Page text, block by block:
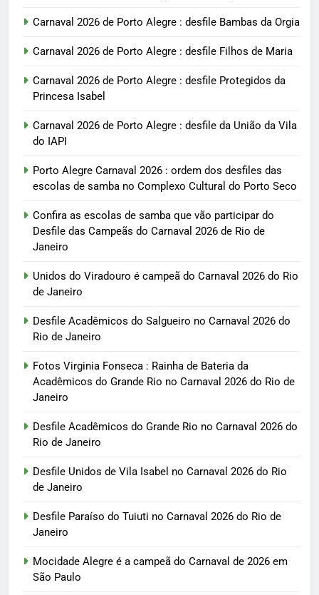
Carnaval 2026 de Porto Alegre : desfile Bambas da Orgia
Carnaval 2026 de Porto Alegre : desfile Filhos de Maria
Carnaval 2026 de Porto Alegre : desfile Protegidos da
Princesa Isabel
Carnaval 2026 de Porto Alegre : desfile da União da Vila
do IAPI
Porto Alegre Carnaval 2026 : ordem dos desfiles das
escolas de samba no Complexo Cultural do Porto Seco
Confira as escolas de samba que vão participar do
Desfile das Campeãs do Carnaval 2026 de Rio de
Janeiro
Unidos do Viradouro é campeã do Carnaval 2026 do Rio
de Janeiro
Desfile Acadêmicos do Salgueiro no Carnaval 2026 do
Rio de Janeiro
Fotos Virginia Fonseca : Rainha de Bateria da
Acadêmicos do Grande Rio no Carnaval 2026 do Rio de
Janeiro
Desfile Acadêmicos do Grande Rio no Carnaval 2026 do
Rio de Janeiro
Desfile Unidos de Vila Isabel no Carnaval 2026 do Rio
de Janeiro
Desfile Paraíso do Tuiuti no Carnaval 2026 do Rio de
Janeiro
Mocidade Alegre é a campeã do Carnaval de 2026 em
São Paulo